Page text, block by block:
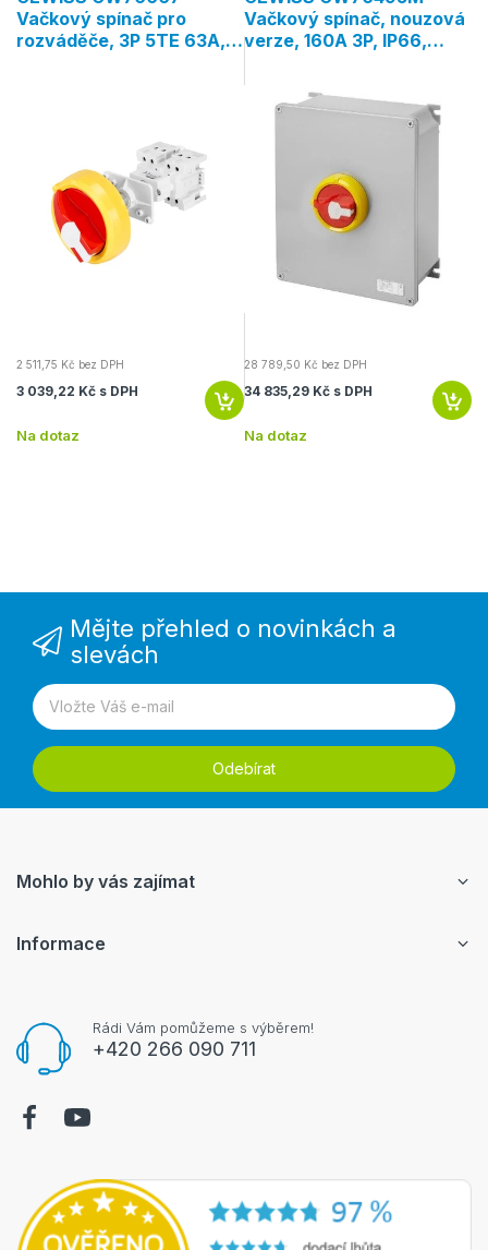
Vačkový spínač pro
rozváděče, 3P 5TE 63A,
2 511,75 Kč bez DPH
3 039,22 Kč s DPH
Na dotaz
Vačkový spínač, nouzová
verze, 160A 3P, IP66,
28 789,50 Kč bez DPH
34 835,29 Kč s DPH
Na dotaz
Mějte přehled o novinkách a
slevách
Odebírat
Rádi Vám pomůžeme s výběrem!
+420 266 090 711
Mohlo by vás zajímat
Informace